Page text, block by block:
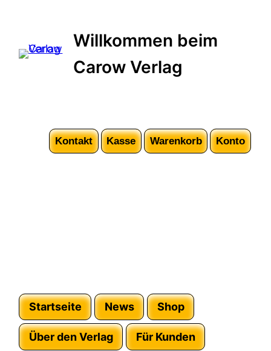
Willkommen beim
Carow Verlag
Kontakt Kasse Warenkorb Konto
Startseite News Shop
Über den Verlag Für Kunden